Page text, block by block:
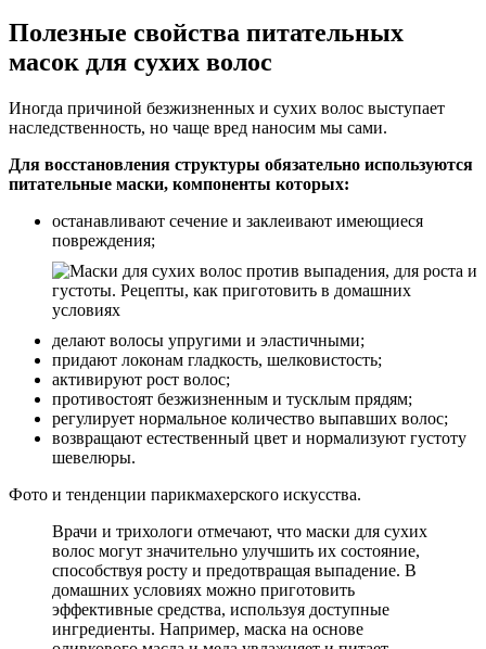
Полезные свойства питательных
масок для сухих волос
Иногда причиной безжизненных и сухих волос выступает
наследственность, но чаще вред наносим мы сами.
Для восстановления структуры обязательно используются
питательные маски, компоненты которых:
останавливают сечение и заклеивают имеющиеся
повреждения;
делают волосы упругими и эластичными;
придают локонам гладкость, шелковистость;
активируют рост волос;
противостоят безжизненным и тусклым прядям;
регулирует нормальное количество выпавших волос;
возвращают естественный цвет и нормализуют густоту
шевелюры.
Фото и тенденции парикмахерского искусства.
Врачи и трихологи отмечают, что маски для сухих
волос могут значительно улучшить их состояние,
способствуя росту и предотвращая выпадение. В
домашних условиях можно приготовить
эффективные средства, используя доступные
ингредиенты. Например, маска на основе